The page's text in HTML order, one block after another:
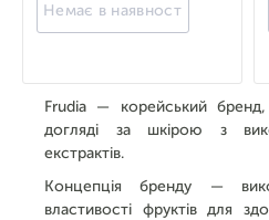
Немає в наявності
Frudia — корейський бренд,
догляді за шкірою з
екстрактів.
Концепція бренду —
властивості фруктів для